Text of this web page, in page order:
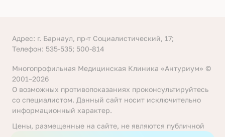
Адрес: г. Барнаул, пр-т Социалистический, 17;
Телефон: 535-535; 500-814
Многопрофильная Медицинская Клиника «Антуриум» ©
2001–2026
О возможных противопоказаниях проконсультируйтесь
со специалистом. Данный сайт носит исключительно
информационный характер.
Цены, размещенные на сайте, не являются публичной